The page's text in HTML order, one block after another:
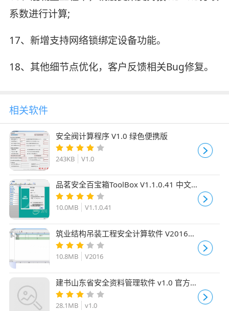
系数进行计算;
17、新增支持网络锁绑定设备功能。
18、其他细节点优化，客户反馈相关Bug修复。
相关软件
安全阀计算程序 V1.0 绿色便携版
243KB V1.0
品茗安全百宝箱ToolBox V1.1.0.41 中文
绿色单文件版
10.0MB V1.1.0.41
筑业结构吊装工程安全计算软件 V2016
官方最新安装版
10.8MB V2016
建书山东省安全资料管理软件 v1.0 官方
免费安装版
28.1MB v1.0